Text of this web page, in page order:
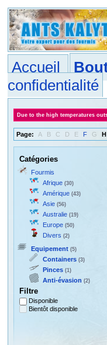
Accueil
confidentialité
Due to the high temperatures
Page: A B C D E F G H
Catégories
Fourmis
Afrique (30)
Amérique (43)
Asie (56)
Australie (19)
Europe (50)
Divers (2)
Equipement (5)
Containers (3)
Pinces (1)
Anti-évasion (2)
Filtre
Disponible
Bientôt disponible